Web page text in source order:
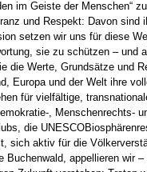
im Geiste der Menschen“
und Respekt: Davon
setzen wir uns für diese
sie zu schützen –
Werte, Grundsätze und
und der Welt ihre
für vielfältige,
, Menschenrechts-
die
sich aktiv für die
appellieren wir